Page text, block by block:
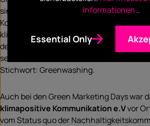
sind: Ehrlichkeit steht dabei an oberster
Kommunikation auf Augenhöhe.
klimafeindlichen Aktivitäten mit
dem Pflanzen von Bäumen, ablenken
seiner Sicht nichts weiter als modernen
Stichwort: Greenwashing.
Auch bei den Green Marketing Days war
klimapositive Kommunikation e.Vvor
vom Status quo der
Informationen..
Essential Only